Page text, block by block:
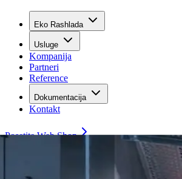
Eko Rashlada
Usluge
Kompanija
Partneri
Reference
Dokumentacija
Kontakt
Posetite Web Shop